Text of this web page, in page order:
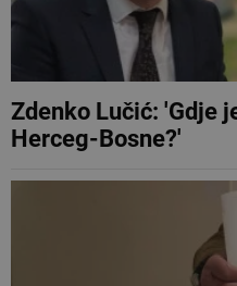
Zdenko Lučić: 'Gdje
Herceg-Bosne?'